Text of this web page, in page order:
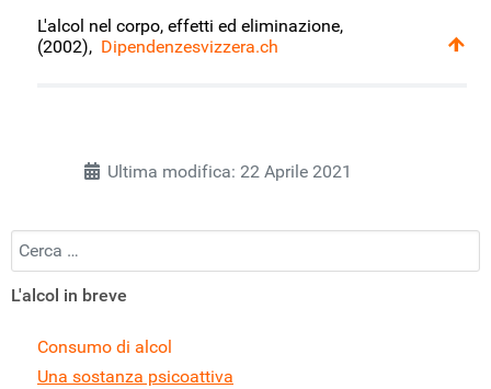
L'alcol nel corpo, effetti ed eliminazione,
(2002), Dipendenzesvizzera.ch
Ultima modifica: 22 Aprile 2021
L'alcol in breve
Consumo di alcol
Una sostanza psicoattiva